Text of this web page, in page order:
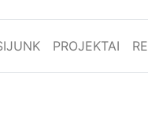
PROJEKTAI